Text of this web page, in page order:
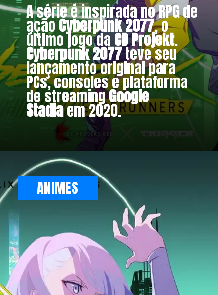
A série é inspirada no RPG de
açãoCyberpunk 2077, o
último jogo da CD Projekt.
Cyberpunk 2077teve seu
lançamento original para
PCs, consoles e plataforma
de streamingGoogle
Stadiaem 2020.
Opening
ANIMES